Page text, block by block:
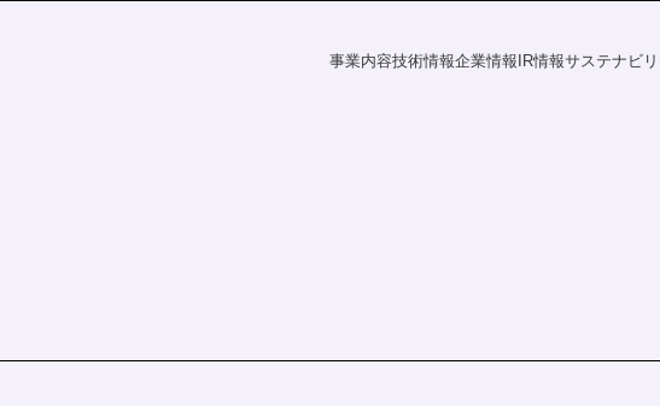
事業内容技術情報企業情報 IR情報サステナビ